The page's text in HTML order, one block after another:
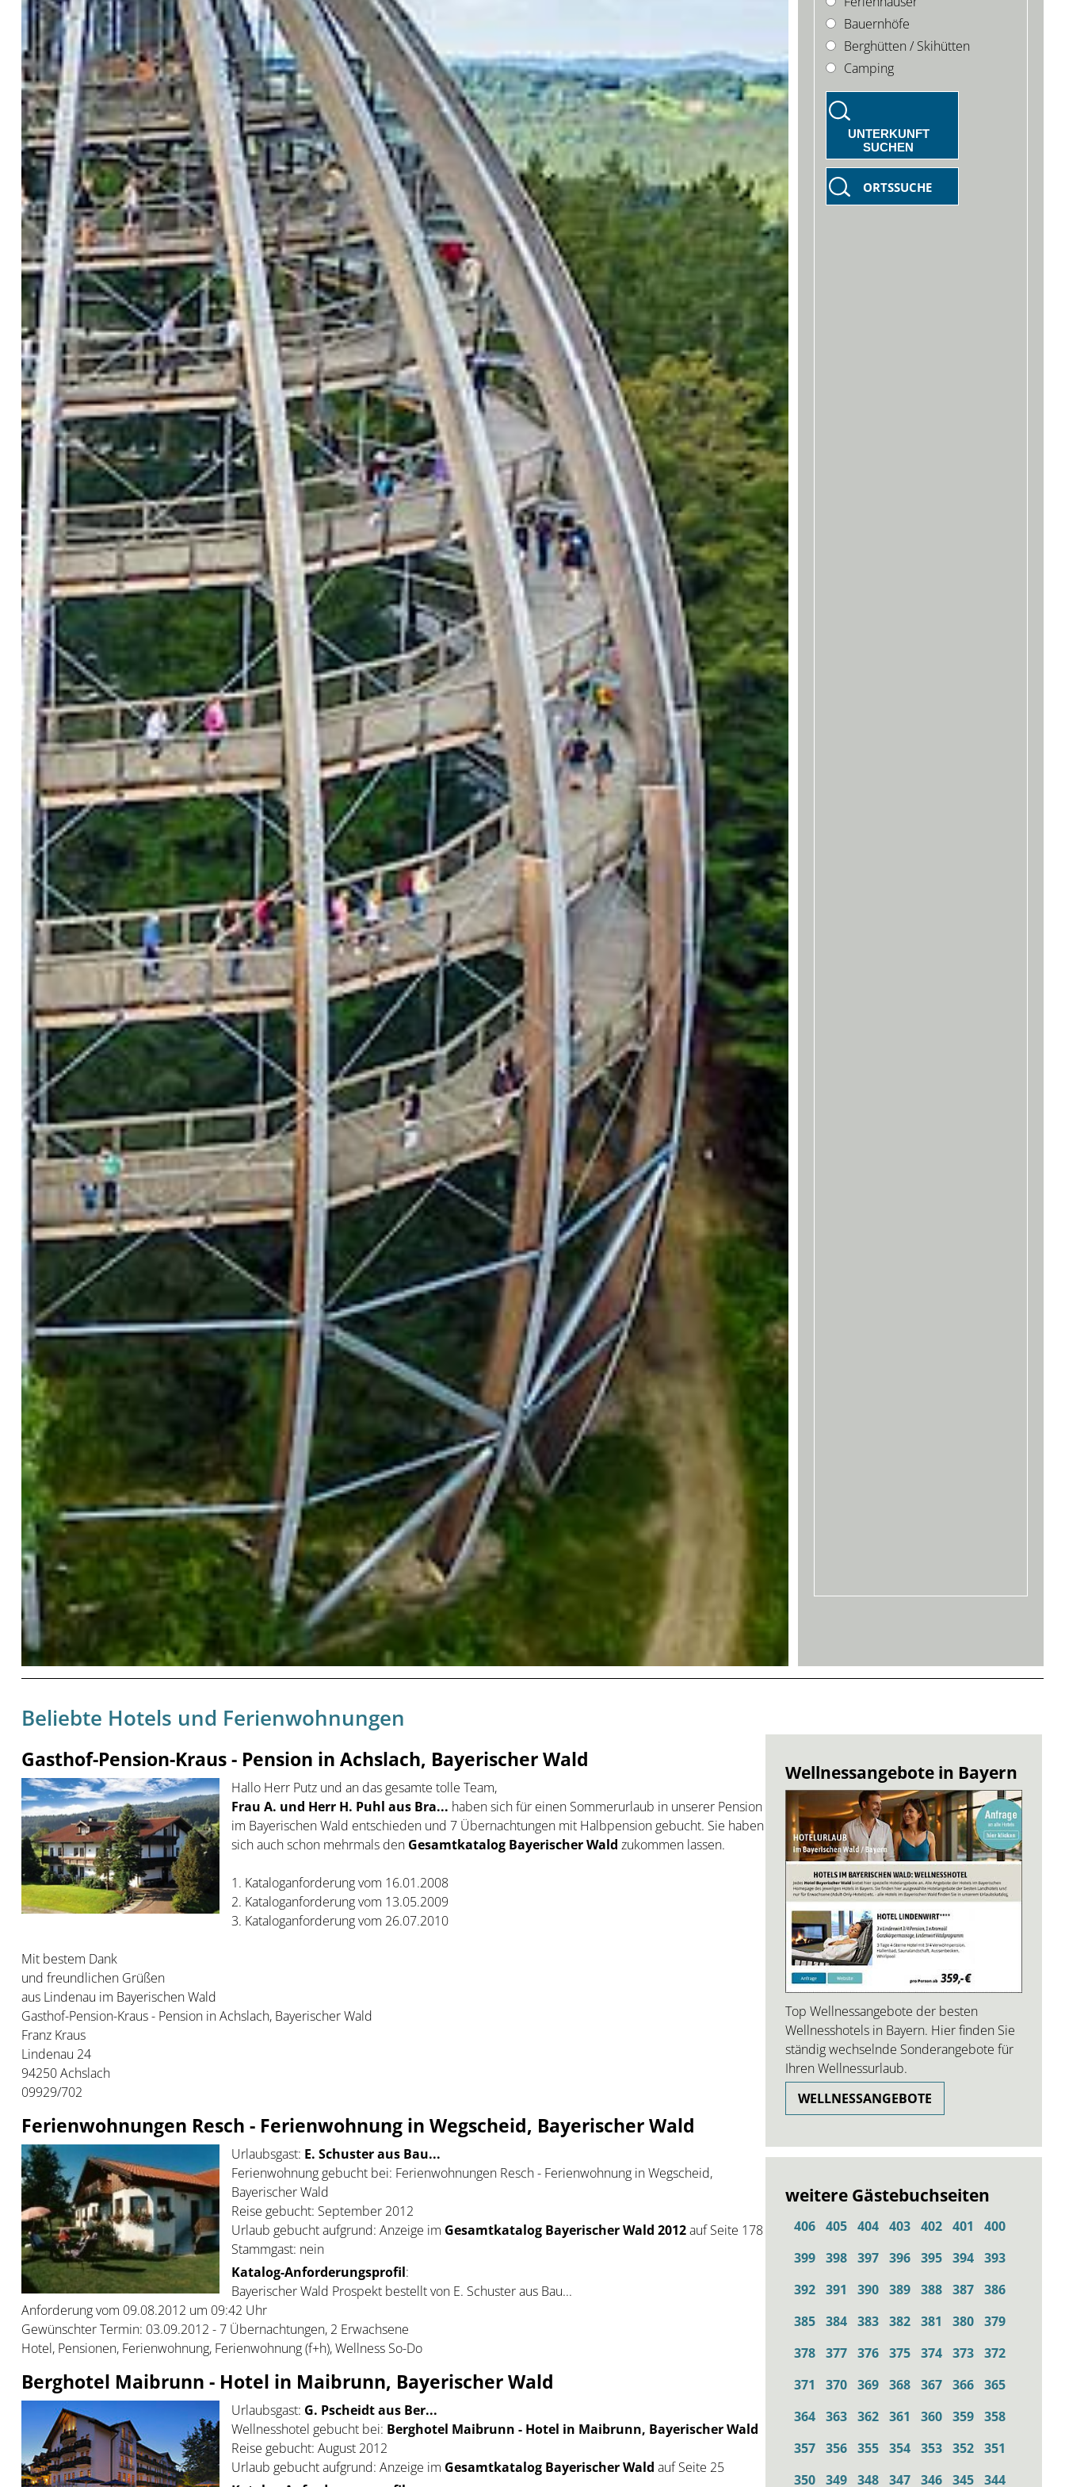
Bauernhöfe
Berghütten / Skihütten
Camping
UNTERKUNFT
SUCHEN
ORTSSUCHE
Beliebte Hotels und Ferienwohnungen
Gasthof-Pension-Kraus - Pension in Achslach, Bayerischer Wald
Hallo Herr Putz und an das gesamte tolle Team,
Frau A. und Herr H. Puhl aus Bra... haben sich für einen Sommerurlaub in unserer Pension
im Bayerischen Wald entschieden und 7 Übernachtungen mit Halbpension gebucht. Sie haben
sich auch schon mehrmals denGesamtkatalog Bayerischer Wald zukommen lassen.
1. Kataloganforderung vom 16.01.2008
2. Kataloganforderung vom 13.05.2009
3. Kataloganforderung vom 26.07.2010
Mit bestem Dank
und freundlichen Grüßen
aus Lindenau im Bayerischen Wald
Gasthof-Pension-Kraus - Pension in Achslach, Bayerischer Wald
Franz Kraus
Lindenau 24
94250 Achslach
09929/702
Ferienwohnungen Resch - Ferienwohnung in Wegscheid, Bayerischer Wald
Urlaubsgast: E. Schuster aus Bau...
Ferienwohnung gebucht bei: Ferienwohnungen Resch - Ferienwohnung in Wegscheid,
Bayerischer Wald
Reise gebucht: September 2012
Urlaub gebucht aufgrund: Anzeige im Gesamtkatalog Bayerischer Wald 2012auf Seite 178
Stammgast: nein
Katalog-Anforderungsprofil:
Bayerischer Wald Prospekt bestellt von E. Schuster aus Bau...
Anforderung vom 09.08.2012 um 09:42 Uhr
Gewünschter Termin: 03.09.2012 - 7 Übernachtungen, 2 Erwachsene
Hotel, Pensionen, Ferienwohnung, Ferienwohnung (f+h), Wellness So-Do
Berghotel Maibrunn - Hotel in Maibrunn, Bayerischer Wald
Urlaubsgast: G. Pscheidt aus Ber...
Wellnesshotel gebucht bei: Berghotel Maibrunn - Hotel in Maibrunn, Bayerischer Wald
Reise gebucht: August 2012
Urlaub gebucht aufgrund: Anzeige im Gesamtkatalog Bayerischer Wald auf Seite 25
Wellnessangebote in Bayern
Top Wellnessangebote der besten
Wellnesshotels in Bayern. Hier finden Sie
ständig wechselnde Sonderangebote für
Ihren Wellnessurlaub.
WELLNESSANGEBOTE
weitere Gästebuchseiten
406 405 404 403 402 401
400
399 398 397 396 395 394 393
392 391 390 389 388 387 386
385 384 383 382 381 380 379
378 377 376 375 374 373 372
371
370 369 368 367 366 365
364 363 362 361 360 359 358
357 356 355 354 353 352 351
350 349 348 347 346 345 344